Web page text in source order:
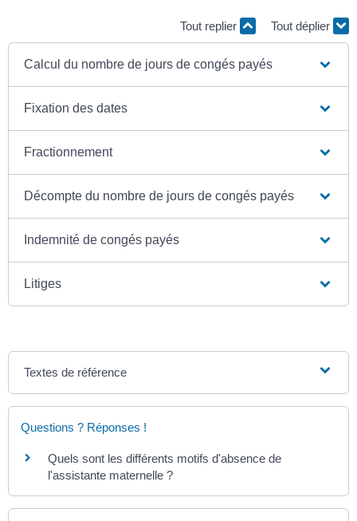
Tout replier Tout déplier
Calcul du nombre de jours de congés payés
Fixation des dates
Fractionnement
Décompte du nombre de jours de congés payés
Indemnité de congés payés
Litiges
Textes de référence
Questions ? Réponses !
Quels sont les différents motifs d'absence de
l'assistante maternelle ?